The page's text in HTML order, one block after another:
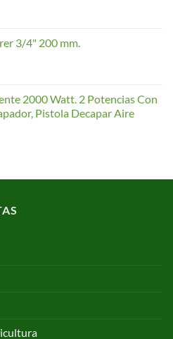
3/4" 200 mm.
2000 Watt. 2 Potencias Con
Pistola Decapar Aire